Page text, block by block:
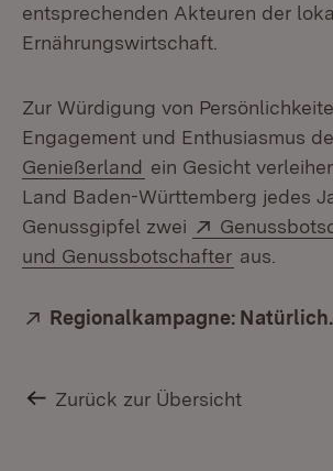
entsprechenden Akteuren der
Ernährungswirtschaft.
Zur Würdigung von
Engagement und Enthusiasmus
Genießerland (Öffnet in neuem
ein Gesicht
Land Baden-Württemberg jedes
Genussgipfel zwei
Extern:
und Genussbotschafter (Öffnet in
aus.
Extern:
Regionalkampagne: Natürlich.
Zurück zur Übersicht